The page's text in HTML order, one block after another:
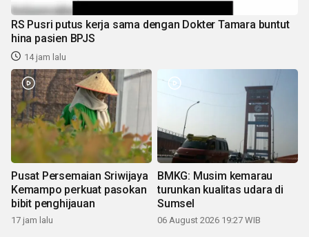
RS Pusri putus kerja sama dengan Dokter Tamara buntut
hina pasien BPJS
14 jam lalu
Pusat Persemaian Sriwijaya
Kemampo perkuat pasokan
bibit penghijauan
17 jam lalu
BMKG: Musim kemarau
turunkan kualitas udara di
Sumsel
06 August 2026 19:27 WIB